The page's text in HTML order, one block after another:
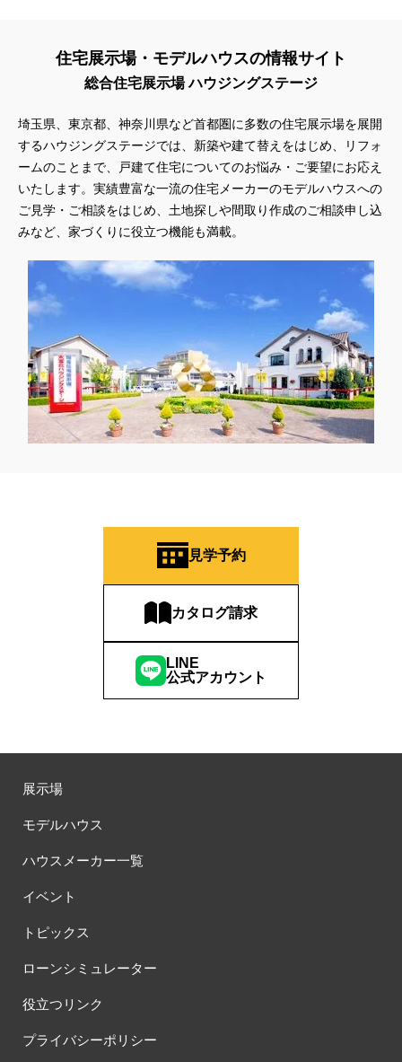
住宅展示場・モデルハウスの情報サイト
総合住宅展示場 ハウジングステージ
埼玉県、東京都、神奈川県など首都圏に多数の住宅展示場を展開
するハウジングステージでは、新築や建て替えをはじめ、リフォ
ームのことまで、戸建て住宅についてのお悩み・ご要望にお応え
いたします。実績豊富な一流の住宅メーカーのモデルハウスへの
ご見学・ご相談をはじめ、土地探しや間取り作成のご相談申し込
みなど、家づくりに役立つ機能も満載。
見学予約
カタログ請求
LINE
公式アカウント
展示場
モデルハウス
ハウスメーカー一覧
イベント
トピックス
ローンシミュレーター
役立つリンク
プライバシーポリシー